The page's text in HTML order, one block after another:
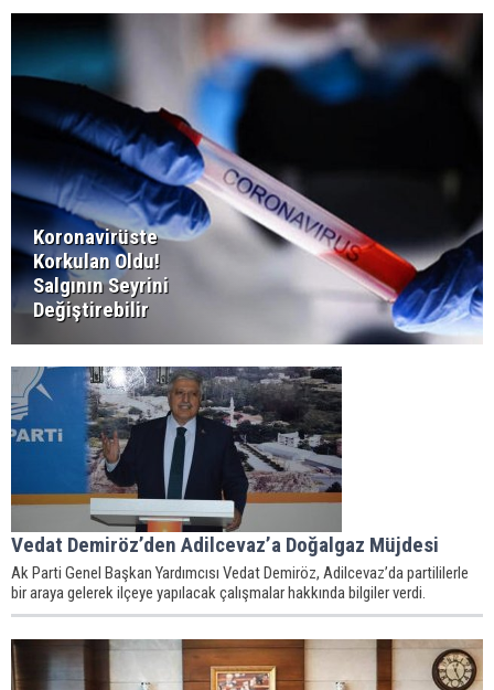
Koronavirüste
Korkulan Oldu!
Salgının Seyrini
Değiştirebilir
Vedat Demiröz’den Adilcevaz’a Doğalgaz Müjdesi
Ak Parti Genel Başkan Yardımcısı Vedat Demiröz, Adilcevaz’da partililerle
bir araya gelerek ilçeye yapılacak çalışmalar hakkında bilgiler verdi.